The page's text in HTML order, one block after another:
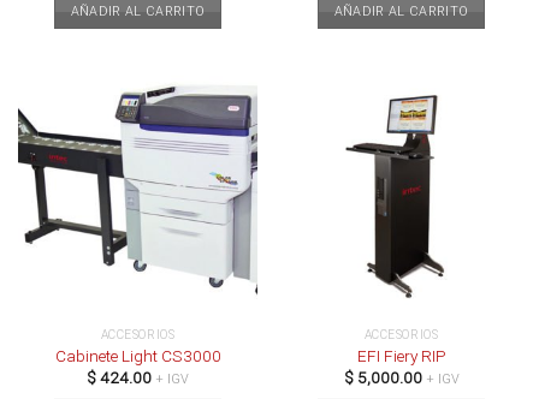
AÑADIR AL CARRITO AÑADIR AL CARRITO
ACCESORIOS
Cabinete Light CS3000
$424.00 + IGV
ACCESORIOS
EFI Fiery RIP
$5,000.00 + IGV